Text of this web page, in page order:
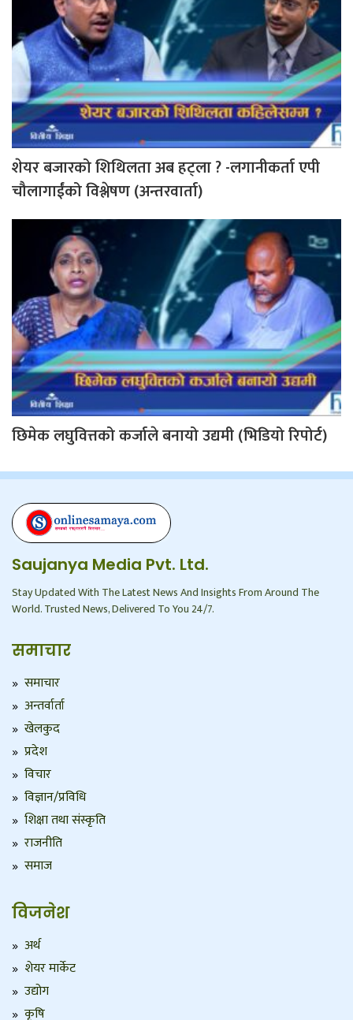
शेयर बजारको शिथिलता अब हट्ला ? -लगानीकर्ता एपी
चौलागाईंको विश्लेषण (अन्तरवार्ता)
छिमेक लघुवित्तको कर्जाले बनायो उद्यमी (भिडियो रिपोर्ट)
Saujanya Media Pvt. Ltd.
Stay Updated With The Latest News And Insights From Around The
World. Trusted News, Delivered To You 24/7.
समाचार
समाचार
अन्तर्वार्ता
खेलकुद
प्रदेश
विचार
विज्ञान/प्रविधि
शिक्षा तथा संस्कृति
राजनीति
समाज
विजनेश
अर्थ
शेयर मार्केट
उद्योग
कृषि